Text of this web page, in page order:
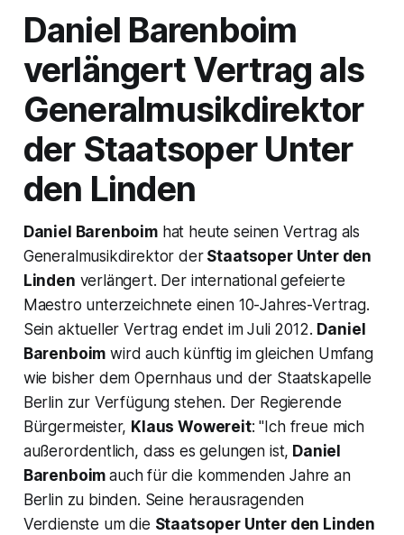
Daniel Barenboim
verlängert Vertrag als
Generalmusikdirektor
der Staatsoper Unter
den Linden
Daniel Barenboimhat heute seinen Vertrag als
Generalmusikdirektor derStaatsoper Unter den
Linden verlängert. Der international gefeierte
Maestro unterzeichnete einen 10-Jahres-Vertrag.
Sein aktueller Vertrag endet im Juli 2012. Daniel
Barenboim wird auch künftig im gleichen Umfang
wie bisher dem Opernhaus und der Staatskapelle
Berlin zur Verfügung stehen. Der Regierende
Bürgermeister, Klaus Wowereit: "Ich freue mich
außerordentlich, dass es gelungen ist, Daniel
Barenboimauch für die kommenden Jahre an
Berlin zu binden. Seine herausragenden
Verdienste um die Staatsoper Unter den Linden